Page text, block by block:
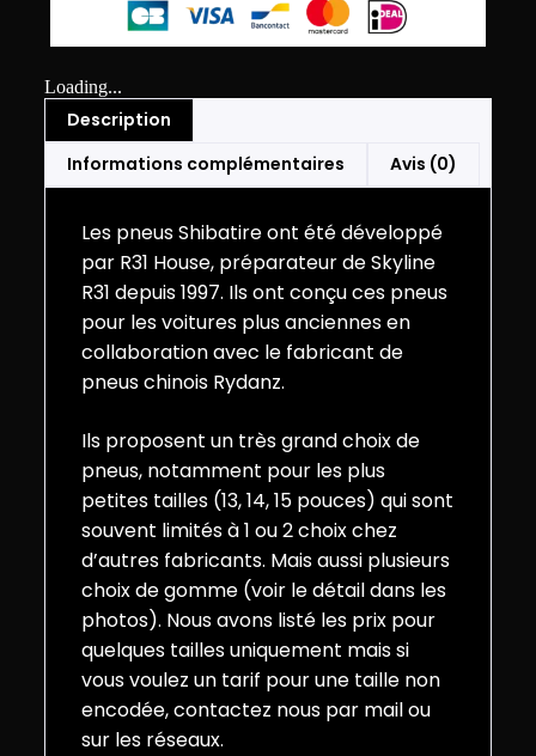
Loading...
Description
Informations complémentaires
Avis (0)
Les pneus Shibatire ont été développé
par R31 House, préparateur de Skyline
R31 depuis 1997. Ils ont conçu ces pneus
pour les voitures plus anciennes en
collaboration avec le fabricant de
pneus chinois Rydanz.
Ils proposent un très grand choix de
pneus, notamment pour les plus
petites tailles (13, 14, 15 pouces) qui sont
souvent limités à 1 ou 2 choix chez
d’autres fabricants. Mais aussi plusieurs
choix de gomme (voir le détail dans les
photos). Nous avons listé les prix pour
quelques tailles uniquement mais si
vous voulez un tarif pour une taille non
encodée, contactez nous par mail ou
sur les réseaux.